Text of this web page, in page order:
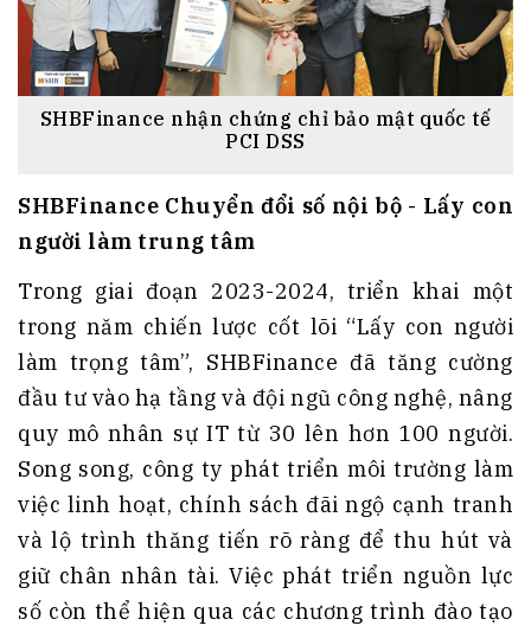
SHBFinance nhận chứng chỉ bảo mật quốc tế
PCI DSS
SHBFinance Chuyển đổi số nội bộ - Lấy con
người làm trung tâm
Trong giai đoạn 2023-2024, triển khai một
trong năm chiến lược cốt lõi “Lấy con người
làm trọng tâm”, SHBFinance đã tăng cường
đầu tư vào hạ tầng và đội ngũ công nghệ, nâng
quy mô nhân sự IT từ 30 lên hơn 100 người.
Song song, công ty phát triển môi trường làm
việc linh hoạt, chính sách đãi ngộ cạnh tranh
và lộ trình thăng tiến rõ ràng để thu hút và
giữ chân nhân tài. Việc phát triển nguồn lực
số còn thể hiện qua các chương trình đào tạo